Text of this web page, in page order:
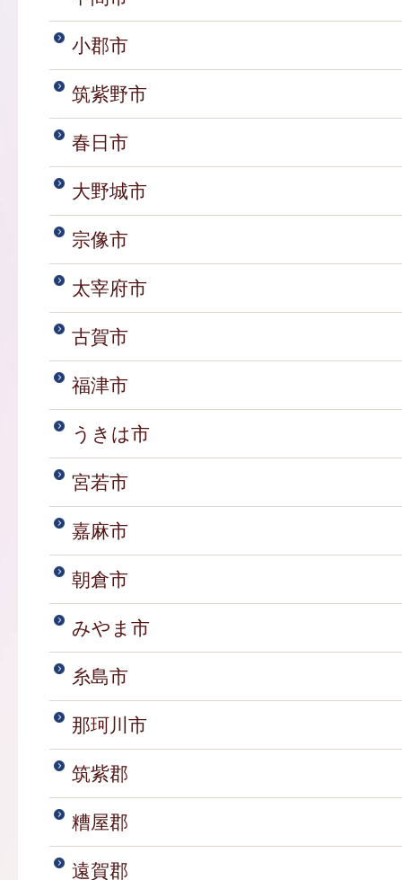
小郡市
筑紫野市
春日市
大野城市
宗像市
太宰府市
古賀市
福津市
うきは市
宮若市
嘉麻市
朝倉市
みやま市
糸島市
那珂川市
筑紫郡
糟屋郡
遠賀郡